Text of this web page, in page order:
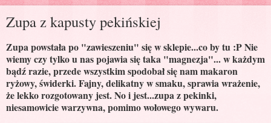
Zupa z kapusty pekińskiej
Zupa powstała po "zawieszeniu" się w sklepie...co by tu :P Nie
wiemy czy tylko u nas pojawia się taka "magnezja"... w każdym
bądź razie, przede wszystkim spodobał się nam makaron
ryżowy, świderki. Fajny, delikatny w smaku, sprawia wrażenie,
że lekko rozgotowany jest. No i jest...zupa z pekinki,
niesamowicie warzywna, pomimo wołowego wywaru.